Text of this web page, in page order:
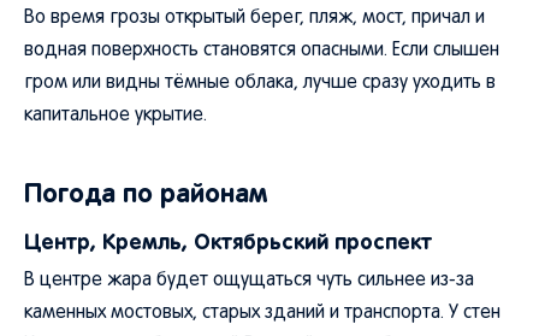
Во время грозы открытый берег, пляж, мост, причал и
водная поверхность становятся опасными. Если слышен
гром или видны тёмные облака, лучше сразу уходить в
капитальное укрытие.
Погода по районам
Центр, Кремль, Октябрьский проспект
В центре жара будет ощущаться чуть сильнее из-за
каменных мостовых, старых зданий и транспорта. У стен